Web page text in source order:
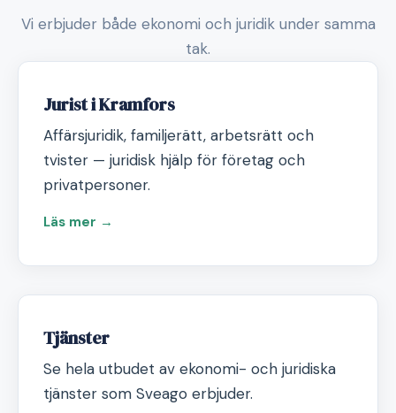
Vi erbjuder både ekonomi och juridik under samma
tak.
Jurist i Kramfors
Affärsjuridik, familjerätt, arbetsrätt och
tvister — juridisk hjälp för företag och
privatpersoner.
Läs mer →
Tjänster
Se hela utbudet av ekonomi- och juridiska
tjänster som Sveago erbjuder.